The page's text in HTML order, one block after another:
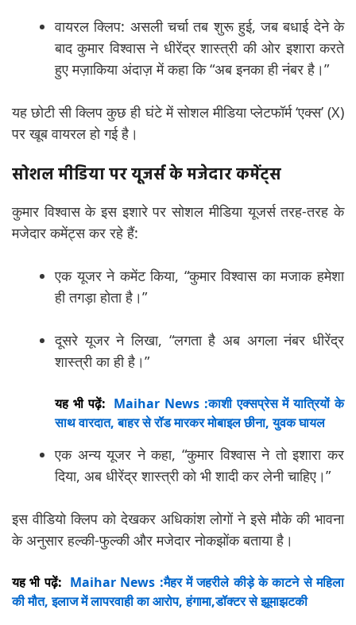
वायरल क्लिप: असली चर्चा तब शुरू हुई, जब बधाई देने के
बाद कुमार विश्वास ने धीरेंद्र शास्त्री की ओर इशारा करते
हुए मज़ाकिया अंदाज़ में कहा कि “अब इनका ही नंबर है।”
यह छोटी सी क्लिप कुछ ही घंटे में सोशल मीडिया प्लेटफॉर्म ‘एक्स’ (X)
पर खूब वायरल हो गई है।
सोशल मीडिया पर यूजर्स के मजेदार कमेंट्स
कुमार विश्वास के इस इशारे पर सोशल मीडिया यूजर्स तरह-तरह के
मजेदार कमेंट्स कर रहे हैं:
एक यूजर ने कमेंट किया, “कुमार विश्वास का मजाक हमेशा
ही तगड़ा होता है।”
दूसरे यूजर ने लिखा, “लगता है अब अगला नंबर धीरेंद्र
शास्त्री का ही है।”
यह भी पढ़ें: Maihar News :काशी एक्सप्रेस में यात्रियों के
साथ वारदात, बाहर से रॉड मारकर मोबाइल छीना, युवक घायल
एक अन्य यूजर ने कहा, “कुमार विश्वास ने तो इशारा कर
दिया, अब धीरेंद्र शास्त्री को भी शादी कर लेनी चाहिए।”
इस वीडियो क्लिप को देखकर अधिकांश लोगों ने इसे मौके की भावना
के अनुसार हल्की-फुल्की और मजेदार नोकझोंक बताया है।
यह भी पढ़ें: Maihar News :मैहर में जहरीले कीड़े के काटने से महिला
की मौत, इलाज में लापरवाही का आरोप, हंगामा,डॉक्टर से झूमाझटकी